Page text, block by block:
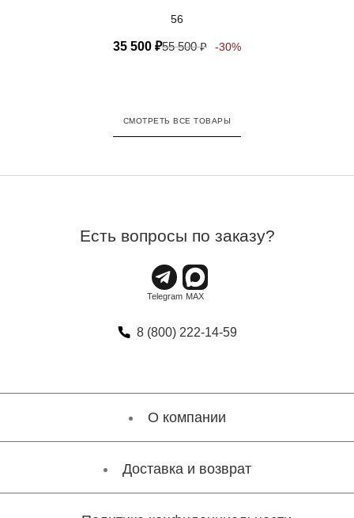
56
35 500 ₽55 500₽ -30%
СМОТРЕТЬ ВСЕ ТОВАРЫ
Есть вопросы по заказу?
8 (800) 222-14-59
О компании
Доставка и возврат